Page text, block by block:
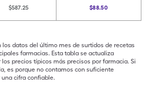
$587.25 $88.50
los datos del último mes de surtidos de recetas
farmacias. Esta tabla se actualiza
precios típicos más precisos por farmacia. Si
es porque no contamos con suficiente
cifra confiable.